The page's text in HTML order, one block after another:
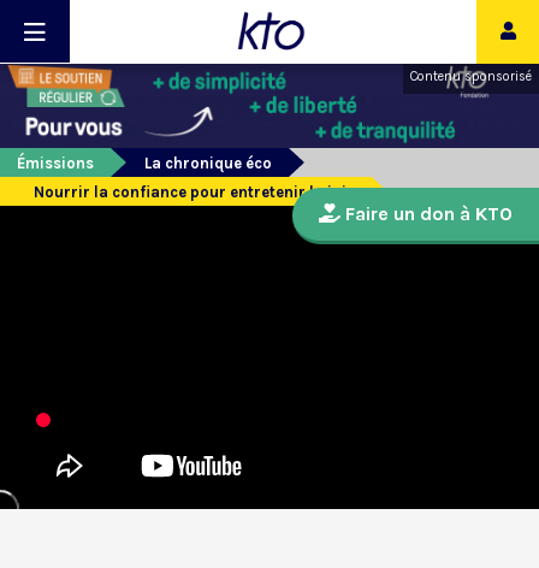
Contenu sponsorisé
Émissions
La chronique éco
Nourrir la confiance pour entretenir la joie
Faire un don à KTO